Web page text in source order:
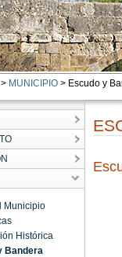
> MUNICIPIO> Escudo y
Municipio
Histórica
Bandera